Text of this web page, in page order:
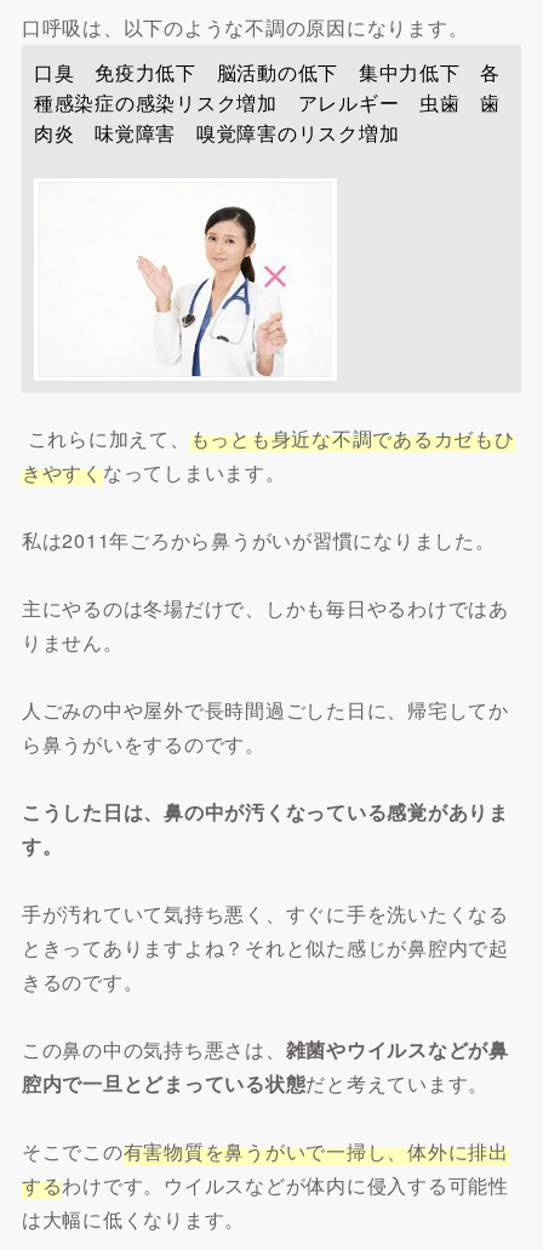
口呼吸は、以下のような不調の原因になります。
口臭 免疫力低下 脳活動の低下 集中力低下 各
種感染症の感染リスク増加 アレルギー 虫歯 歯
肉炎 味覚障害 嗅覚障害のリスク増加
これらに加えて、 もっとも身近な不調であるカゼもひ
きやすくなってしまいます。
私は2011年ごろから鼻うがいが習慣になりました。
主にやるのは冬場だけで、しかも毎日やるわけではあ
りません。
人ごみの中や屋外で長時間過ごした日に、帰宅してか
ら鼻うがいをするのです。
こうした日は、鼻の中が汚くなっている感覚がありま
す。
手が汚れていて気持ち悪く、すぐに手を洗いたくなる
ときってありますよね？それと似た感じが鼻腔内で起
きるのです。
この鼻の中の気持ち悪さは、 雑菌やウイルスなどが鼻
腔内で一旦とどまっている状態だと考えています。
そこでこの有害物質を鼻うがいで一掃し、体外に排出
するわけです。ウイルスなどが体内に侵入する可能性
は大幅に低くなります。